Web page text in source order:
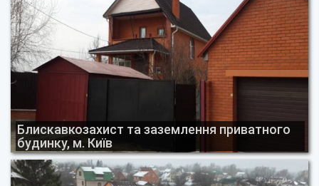
Блискавкозахист та заземлення приватного
будинку, м. Київ